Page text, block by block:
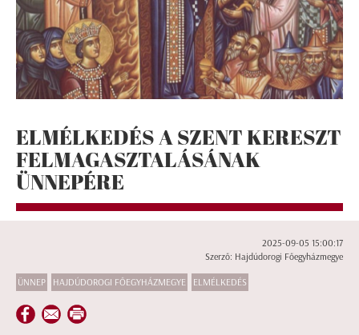
ELMÉLKEDÉS A SZENT KERESZT
FELMAGASZTALÁSÁNAK
ÜNNEPÉRE
2025-09-05 15:00:17
Szerző: Hajdúdorogi Főegyházmegye
ÜNNEP HAJDÚDOROGI FŐEGYHÁZMEGYE ELMÉLKEDÉS